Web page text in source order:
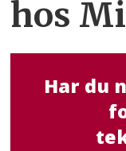
hos
Har du